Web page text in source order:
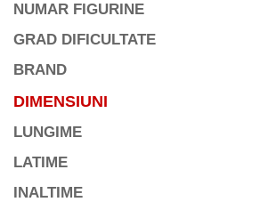
NUMAR FIGURINE
GRAD DIFICULTATE
BRAND
DIMENSIUNI
LUNGIME
LATIME
INALTIME